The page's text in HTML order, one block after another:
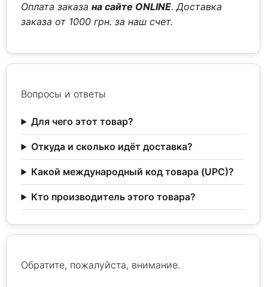
Оплата заказана сайте ONLINE. Доставка
заказа от 1000 грн. за наш счет.
Вопросы и ответы
Для чего этот товар?
Откуда и сколько идёт доставка?
Какой международный код товара (UPC)?
Кто производитель этого товара?
Обратите, пожалуйста, внимание.